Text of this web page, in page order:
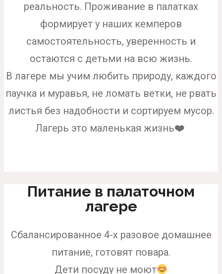
реальность. Проживание в палатках
формирует у наших кемперов
самостоятельность, уверенность и
остаются с детьми на всю жизнь.
В лагере мы учим любить природу, каждого
паучка и муравья, не ломать ветки, не рвать
листья без надобности и сортируем мусор.
Лагерь это маленькая жизнь❤️
Питание в палаточном
лагере
Cбалансированное 4-х разовое домашнее
питание, готовят повара.
Дети посуду не моют